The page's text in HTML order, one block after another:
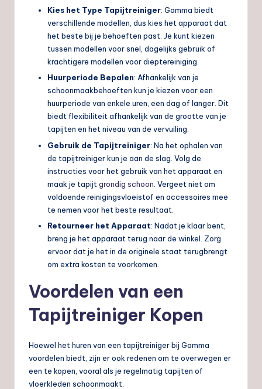
Kies het Type Tapijtreiniger: Gamma biedt
verschillende modellen, dus kies het apparaat dat
het beste bij je behoeften past. Je kunt kiezen
tussen modellen voor snel, dagelijks gebruik of
krachtigere modellen voor dieptereiniging.
Huurperiode Bepalen: Afhankelijk van je
schoonmaakbehoeften kun je kiezen voor een
huurperiode van enkele uren, een dag of langer. Dit
biedt flexibiliteit afhankelijk van de grootte van je
tapijten en het niveau van de vervuiling.
Gebruik de Tapijtreiniger: Na het ophalen van
de tapijtreiniger kun je aan de slag. Volg de
instructies voor het gebruik van het apparaat en
maak je tapijt grondig schoon . Vergeet niet om
voldoende reinigingsvloeistof en accessoires mee
te nemen voor het beste resultaat.
Retourneer het Apparaat: Nadat je klaar bent,
breng je het apparaat terug naar de winkel. Zorg
ervoor dat je het in de originele staat terugbrengt
om extra kosten te voorkomen.
Voordelen van een
Tapijtreiniger Kopen
Hoewel het huren van een tapijtreiniger bij Gamma
voordelen biedt, zijn er ook redenen om te overwegen er
een te kopen, vooral als je regelmatig tapijten of
vloerkleden schoonmaakt.